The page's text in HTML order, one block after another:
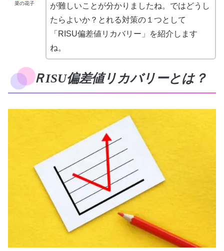
菜の花子
が難しいことが分かりましたね。ではどうし
たらよいか？とれる対策の１つとして
「RISU偏差値リカバリー」を紹介します
ね。
ＲISU偏差値リカバリーとは？